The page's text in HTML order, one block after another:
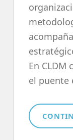
En CLDM
el puente